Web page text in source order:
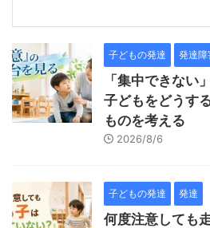
子どもの発達 発達障
「集中できない
子どもをどうす
ものを考える
2026/8/6
子どもの発達 発達
何度注意しても